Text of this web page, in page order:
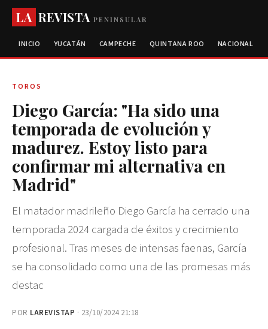
LA REVISTAPENINSULAR
INICIO YUCATÁN CAMPECHE QUINTANA ROO NACIONAL
TOROS
Diego García: "Ha sido una
temporada de evolución y
madurez. Estoy listo para
confirmar mi alternativa en
Madrid"
El matador madrileño Diego García ha cerrado una
temporada 2024 cargada de éxitos y crecimiento
profesional. Tras meses de intensas faenas, García
se ha consolidado como una de las promesas más
destac
POR LAREVISTAP · 23/10/2024 21:18